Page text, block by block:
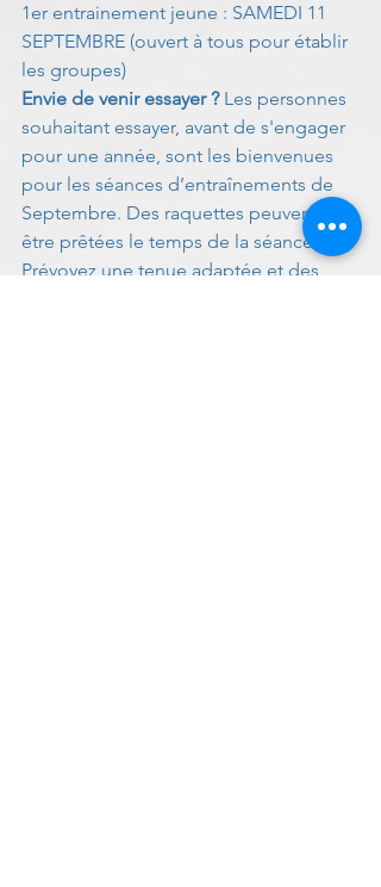
1er entrainement jeune : SAMEDI 11
SEPTEMBRE (ouvert à tous pour établir
les groupes)
Envie de venir essayer ? Les personnes
souhaitant essayer, avant de s'engager
pour une année, sont les bienvenues
pour les séances d’entraînements de
Septembre. Des raquettes peuvent
être prêtées le temps de la séance.
Prévoyez une tenue adaptée et des